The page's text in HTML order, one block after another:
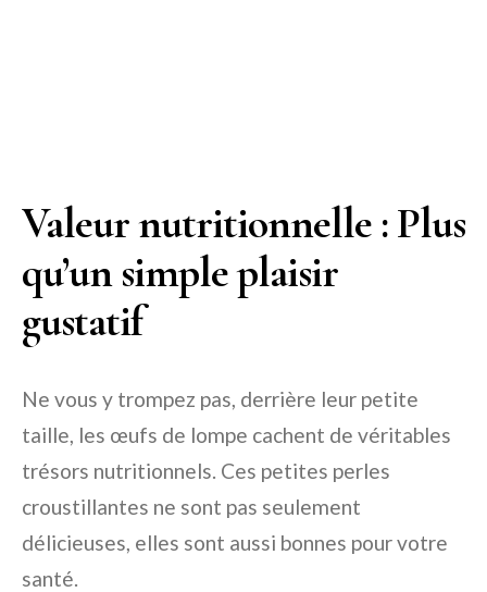
Valeur nutritionnelle : Plus
qu’un simple plaisir
gustatif
Ne vous y trompez pas, derrière leur petite
taille, les œufs de lompe cachent de véritables
trésors nutritionnels. Ces petites perles
croustillantes ne sont pas seulement
délicieuses, elles sont aussi bonnes pour votre
santé.